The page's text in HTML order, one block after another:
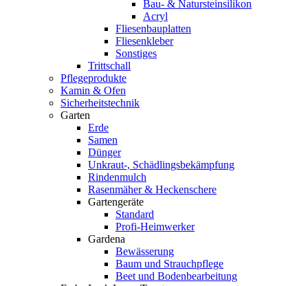
Bau- & Natursteinsilikon
Acryl
Fliesenbauplatten
Fliesenkleber
Sonstiges
Trittschall
Pflegeprodukte
Kamin & Ofen
Sicherheitstechnik
Garten
Erde
Samen
Dünger
Unkraut-, Schädlingsbekämpfung
Rindenmulch
Rasenmäher & Heckenschere
Gartengeräte
Standard
Profi-Heimwerker
Gardena
Bewässerung
Baum und Strauchpflege
Beet und Bodenbearbeitung